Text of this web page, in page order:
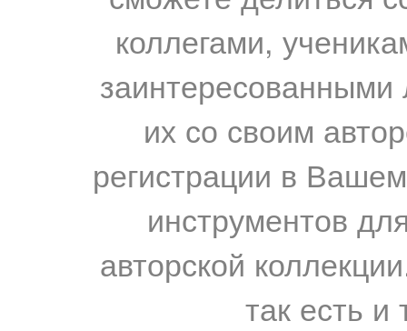
коллегами,
их со своим
регистрации в
инструментов
авторской
так есть и